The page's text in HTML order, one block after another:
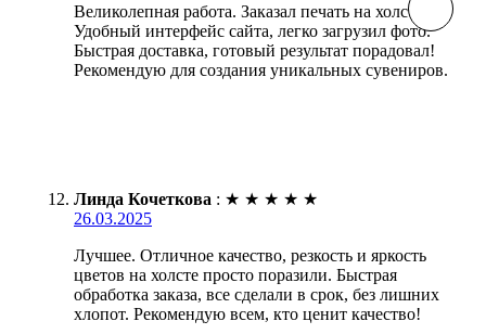
Великолепная работа. Заказал печать на холсте.
Удобный интерфейс сайта, легко загрузил фото.
Быстрая доставка, готовый результат порадовал!
Рекомендую для создания уникальных сувениров.
Линда Кочеткова : ★ ★ ★ ★ ★
26.03.2025
Лучшее. Отличное качество, резкость и яркость
цветов на холсте просто поразили. Быстрая
обработка заказа, все сделали в срок, без лишних
хлопот. Рекомендую всем, кто ценит качество!